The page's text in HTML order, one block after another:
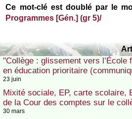
Ce mot-clé est doublé par le
Programmes [Gén.] (gr 5)/
"Collège : glissement vers l’École
en éducation prioritaire
23 juin
Mixité sociale, EP, carte scolaire,
de la Cour des comptes sur le
30 mars